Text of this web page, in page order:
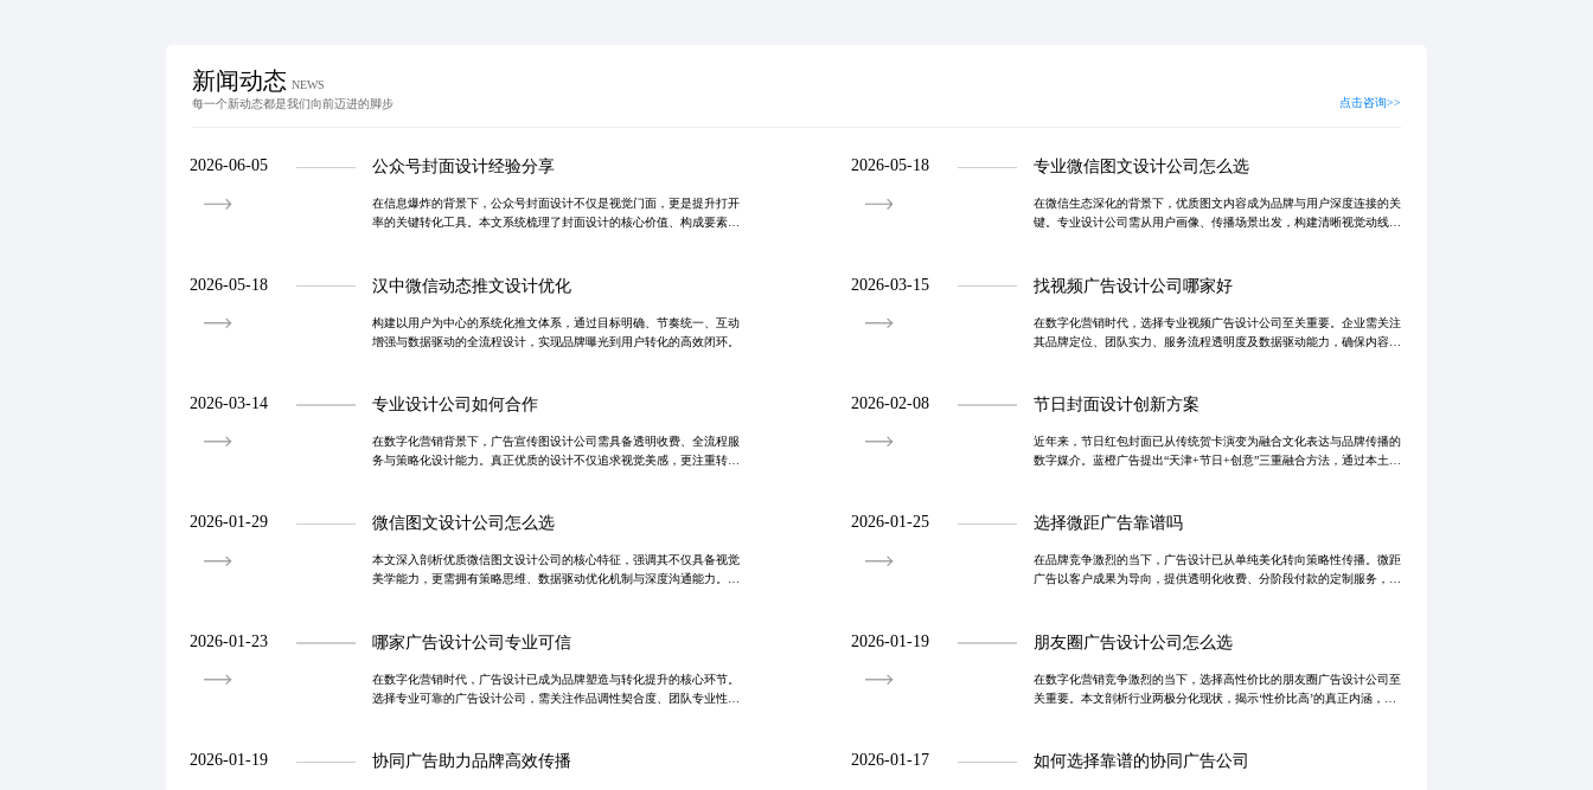
新闻动态 NEWS
每一个新动态都是我们向前迈进的脚步
点击咨询>>
2026-06-05 公众号封面设计经验分享
在信息爆炸的背景下，公众号封面设计不仅是视觉门面，更是提升打开
率的关键转化工具。本文系统梳理了封面设计的核心价值、构成要素、
2026-05-18 专业微信图文设计公司怎么选
在微信生态深化的背景下，优质图文内容成为品牌与用户深度连接的关
键。专业设计公司需从用户画像、传播场景出发，构建清晰视觉动线，
2026-05-18 汉中微信动态推文设计优化
构建以用户为中心的系统化推文体系，通过目标明确、节奏统一、互动
增强与数据驱动的全流程设计，实现品牌曝光到用户转化的高效闭环。
2026-03-15 找视频广告设计公司哪家好
在数字化营销时代，选择专业视频广告设计公司至关重要。企业需关注
其品牌定位、团队实力、服务流程透明度及数据驱动能力，确保内容兼
2026-03-14 专业设计公司如何合作
在数字化营销背景下，广告宣传图设计公司需具备透明收费、全流程服
务与策略化设计能力。真正优质的设计不仅追求视觉美感，更注重转化
2026-02-08 节日封面设计创新方案
近年来，节日红包封面已从传统贺卡演变为融合文化表达与品牌传播的
数字媒介。蓝橙广告提出“天津+节日+创意”三重融合方法，通过本土文
2026-01-29 微信图文设计公司怎么选
本文深入剖析优质微信图文设计公司的核心特征，强调其不仅具备视觉
美学能力，更需拥有策略思维、数据驱动优化机制与深度沟通能力。真
2026-01-25 选择微距广告靠谱吗
在品牌竞争激烈的当下，广告设计已从单纯美化转向策略性传播。微距
广告以客户成果为导向，提供透明化收费、分阶段付款的定制服务，专
2026-01-23 哪家广告设计公司专业可信
在数字化营销时代，广告设计已成为品牌塑造与转化提升的核心环节。
选择专业可靠的广告设计公司，需关注作品调性契合度、团队专业性及
2026-01-19 朋友圈广告设计公司怎么选
在数字化营销竞争激烈的当下，选择高性价比的朋友圈广告设计公司至
关重要。本文剖析行业两极分化现状，揭示‘性价比高’的真正内涵，指
2026-01-19 协同广告助力品牌高效传播 2026-01-17 如何选择靠谱的协同广告公司